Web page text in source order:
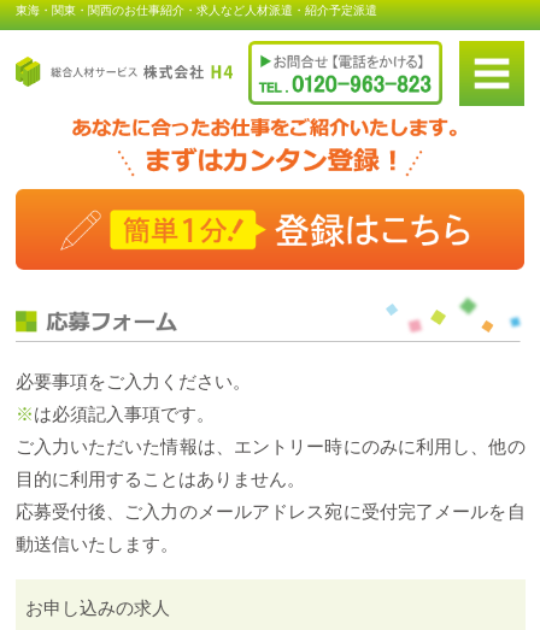
東海・関東・関西のお仕事紹介・求人など人材派遣・紹介予定派遣
必要事項をご入力ください。
※は必須記入事項です。
ご入力いただいた情報は、エントリー時にのみに利用し、他の
目的に利用することはありません。
応募受付後、ご入力のメールアドレス宛に受付完了メールを自
動送信いたします。
お申し込みの求人